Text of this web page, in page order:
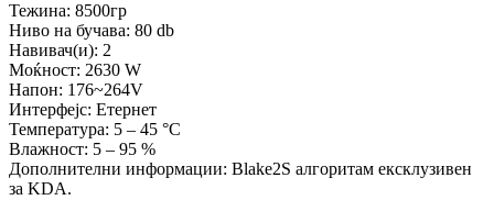
Тежина: 8500гр
Ниво на бучава: 80 db
Навивач(и): 2
Моќност: 2630 W
Напон: 176~264V
Интерфејс: Етернет
Температура: 5 – 45 °C
Влажност: 5 – 95 %
Дополнителни информации: Blake2S алгоритам ексклузивен
за KDA.